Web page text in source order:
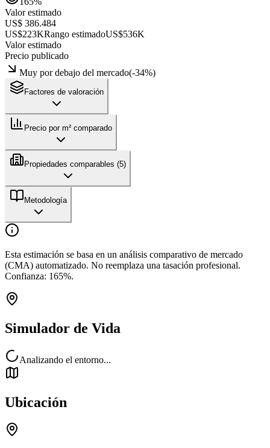
Valor estimado
US$ 386.484
US$223KRango estimadoUS$536K
Valor estimado
Precio publicado
Muy por debajo del mercado(-34%)
Factores de valoración
Precio por m² comparado
Propiedades comparables (5)
Metodología
Esta estimación se basa en un análisis comparativo de mercado
(CMA) automatizado. No reemplaza una tasación profesional.
Confianza: 165%.
Simulador de Vida
Analizando el entorno...
Ubicación